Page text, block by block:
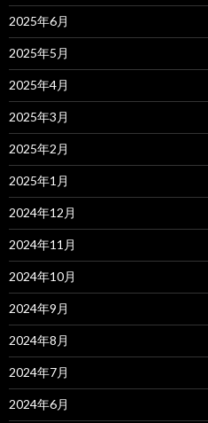
2025年6月
2025年5月
2025年4月
2025年3月
2025年2月
2025年1月
2024年12月
2024年11月
2024年10月
2024年9月
2024年8月
2024年7月
2024年6月